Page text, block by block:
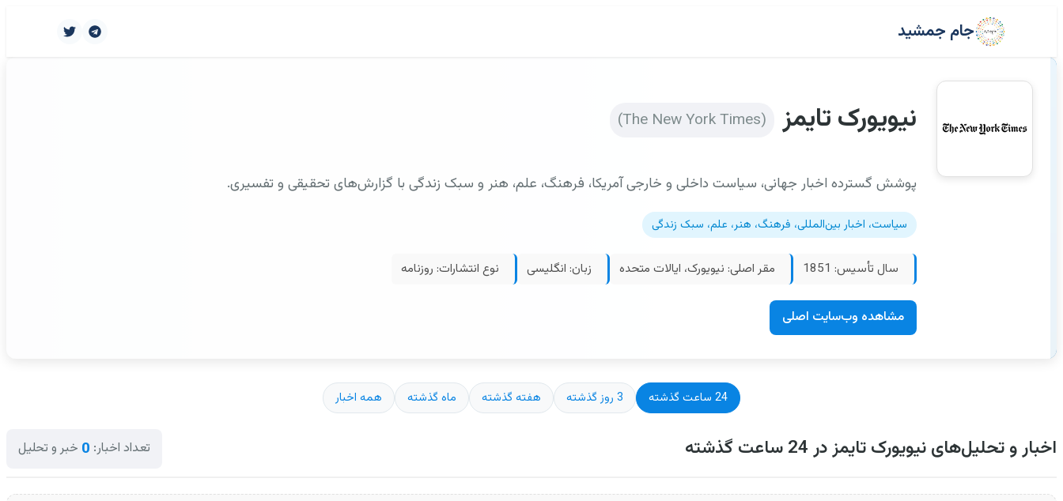
جام جمشید
نیویورک تایمز (The New York Times)
پوشش گسترده اخبار جهانی، سیاست داخلی و خارجی آمریکا، فرهنگ، علم، هنر و سبک زندگی با گزارش‌های تحقیقی و تفسیری.
سیاست، اخبار بین‌المللی، فرهنگ، هنر، علم، سبک زندگی
سال تأسیس: 1851 مقر اصلی: نیویورک، ایالات متحده زبان: انگلیسی نوع انتشارات: روزنامه
مشاهده وب‌سایت اصلی
24 ساعت گذشته 3 روز گذشته هفته گذشته ماه گذشته همه اخبار
اخبار و تحلیل‌های نیویورک تایمز در 24 ساعت گذشته تعداد اخبار: 0 خبر و تحلیل